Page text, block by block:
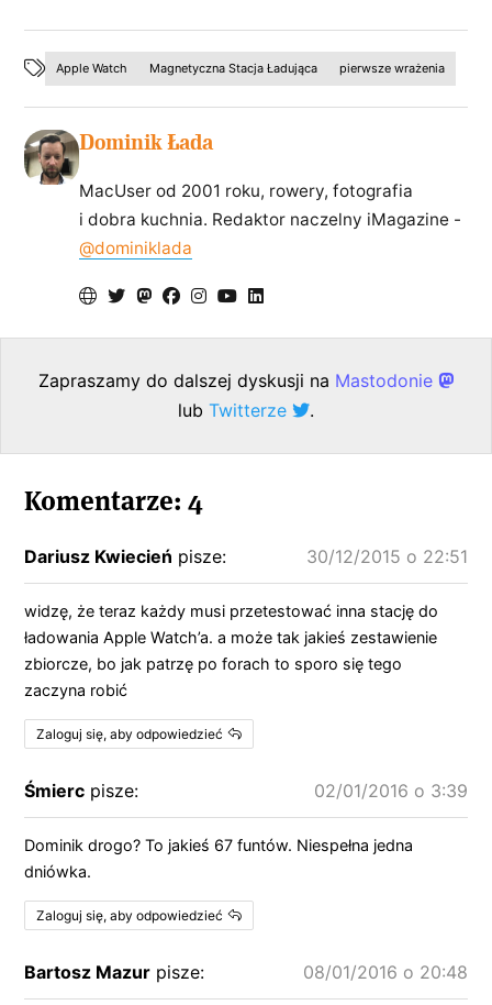
Apple Watch Magnetyczna Stacja Ładująca pierwsze wrażenia
Dominik Łada
MacUser od 2001 roku, rowery, fotografia
i dobra kuchnia. Redaktor naczelny iMagazine -
@dominiklada
Zapraszamy do dalszej dyskusji na Mastodonie
lub Twitterze .
Komentarze: 4
Dariusz Kwiecień pisze: 30/12/2015 o 22:51
widzę, że teraz każdy musi przetestować inna stację do
ładowania Apple Watch’a. a może tak jakieś zestawienie
zbiorcze, bo jak patrzę po forach to sporo się tego
zaczyna robić
Zaloguj się, aby odpowiedzieć
Śmierc pisze: 02/01/2016 o 3:39
Dominik drogo? To jakieś 67 funtów. Niespełna jedna
dniówka.
Zaloguj się, aby odpowiedzieć
Bartosz Mazur pisze: 08/01/2016 o 20:48